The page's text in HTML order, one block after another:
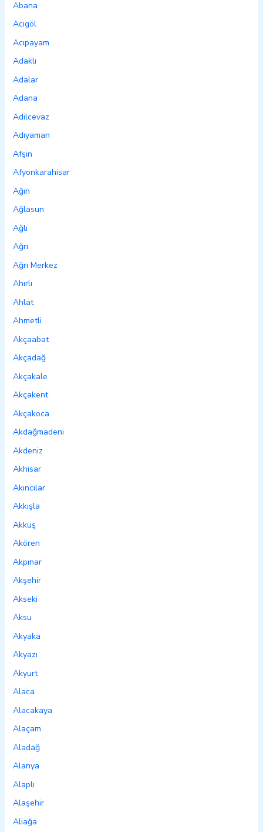
Abana
Acıgöl
Acıpayam
Adaklı
Adalar
Adana
Adilcevaz
Adıyaman
Afşin
Afyonkarahisar
Ağın
Ağlasun
Ağlı
Ağrı
Ağrı Merkez
Ahırlı
Ahlat
Ahmetli
Akçaabat
Akçadağ
Akçakale
Akçakent
Akçakoca
Akdağmadeni
Akdeniz
Akhisar
Akıncılar
Akkışla
Akkuş
Akören
Akpınar
Akşehir
Akseki
Aksu
Akyaka
Akyazı
Akyurt
Alaca
Alacakaya
Alaçam
Aladağ
Alanya
Alaplı
Alaşehir
Aliağa